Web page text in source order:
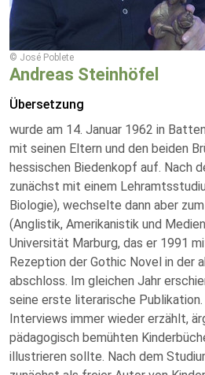
© José Poblete
Andreas Steinhöfel
Übersetzung
wurde am 14. Januar 1962 in
mit seinen Eltern und den beiden
hessischen Biedenkopf auf. Nach
zunächst mit einem
Biologie), wechselte dann aber
(Anglistik, Amerikanistik und
Universität Marburg, das er 1991
Rezeption der Gothic Novel in der
abschloss. Im gleichen Jahr
seine erste literarische
Interviews immer wieder erzählt,
pädagogisch bemühten
illustrieren sollte. Nach dem